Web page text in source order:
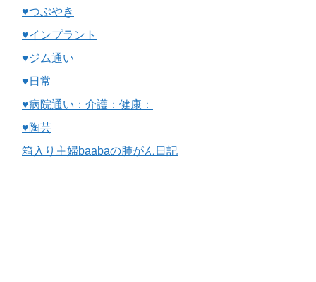
♥つぶやき
♥インプラント
♥ジム通い
♥日常
♥病院通い：介護：健康：
♥陶芸
箱入り主婦baabaの肺がん日記